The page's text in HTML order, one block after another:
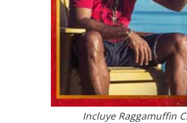
Incluye Raggamuffin